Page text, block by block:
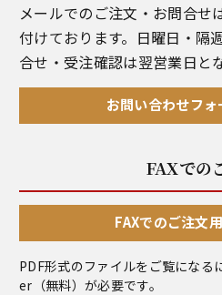
メールでのご注文・お問合せ
付けております。日曜日・隔
合せ・受注確認は翌営業日と
お問い合わせフ
FAXでの
FAXでのご注文
PDF形式のファイルをご覧になる
er （無料）が必要です。